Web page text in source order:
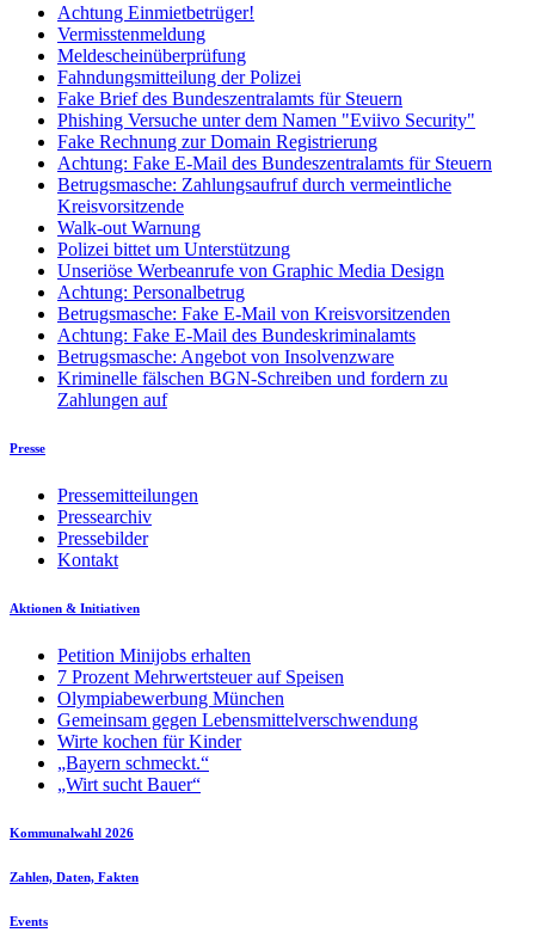
Achtung Einmietbetrüger!
Vermisstenmeldung
Meldescheinüberprüfung
Fahndungsmitteilung der Polizei
Fake Brief des Bundeszentralamts für Steuern
Phishing Versuche unter dem Namen "Eviivo Security"
Fake Rechnung zur Domain Registrierung
Achtung: Fake E-Mail des Bundeszentralamts für Steuern
Betrugsmasche: Zahlungsaufruf durch vermeintliche
Kreisvorsitzende
Walk-out Warnung
Polizei bittet um Unterstützung
Unseriöse Werbeanrufe von Graphic Media Design
Achtung: Personalbetrug
Betrugsmasche: Fake E-Mail von Kreisvorsitzenden
Achtung: Fake E-Mail des Bundeskriminalamts
Betrugsmasche: Angebot von Insolvenzware
Kriminelle fälschen BGN-Schreiben und fordern zu
Zahlungen auf
Presse
Pressemitteilungen
Pressearchiv
Pressebilder
Kontakt
Aktionen & Initiativen
Petition Minijobs erhalten
7 Prozent Mehrwertsteuer auf Speisen
Olympiabewerbung München
Gemeinsam gegen Lebensmittelverschwendung
Wirte kochen für Kinder
„Bayern schmeckt.“
„Wirt sucht Bauer“
Kommunalwahl 2026
Zahlen, Daten, Fakten
Events